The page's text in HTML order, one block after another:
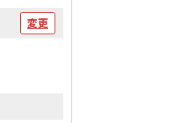
変更